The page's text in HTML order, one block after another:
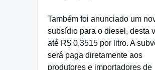
Também foi anunciado um
subsídio para o diesel, desta
até R$ 0,3515 por litro. A
será paga diretamente aos
produtores e importadores de